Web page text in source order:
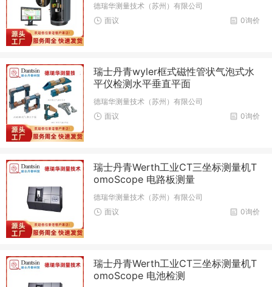
德瑞华测量技术（苏州）有限公司
0询价
面议
瑞士丹青wyler框式磁性管状气泡式水
平仪检测水平垂直平面
德瑞华测量技术（苏州）有限公司
0询价
面议
瑞士丹青Werth工业CT三坐标测量机T
omoScope 电路板测量
德瑞华测量技术（苏州）有限公司
0询价
面议
瑞士丹青Werth工业CT三坐标测量机T
omoScope 电池检测